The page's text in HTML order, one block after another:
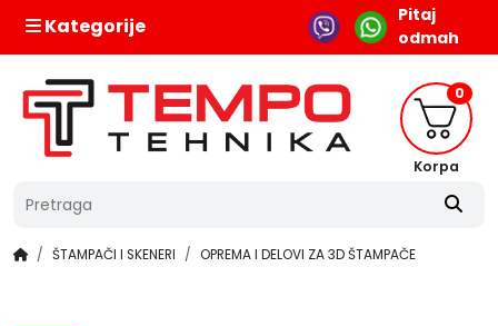
Kategorije
Pitaj
odmah
0
Korpa
ŠTAMPAČI I SKENERI OPREMA I DELOVI ZA 3D ŠTAMPAČE